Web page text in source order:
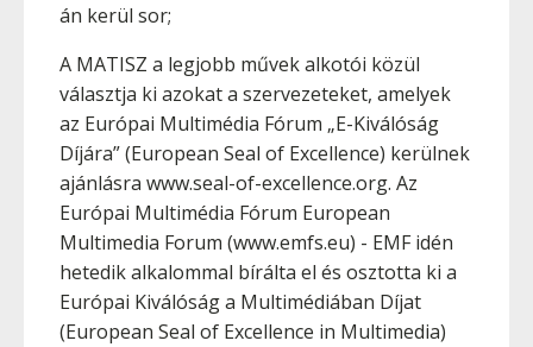
án kerül sor;
A MATISZ a legjobb művek alkotói közül
választja ki azokat a szervezeteket, amelyek
az Európai Multimédia Fórum „E-Kiválóság
Díjára” (European Seal of Excellence) kerülnek
ajánlásra www.seal-of-excellence.org. Az
Európai Multimédia Fórum European
Multimedia Forum (www.emfs.eu) - EMF idén
hetedik alkalommal bírálta el és osztotta ki a
Európai Kiválóság a Multimédiában Díjat
(European Seal of Excellence in Multimedia)